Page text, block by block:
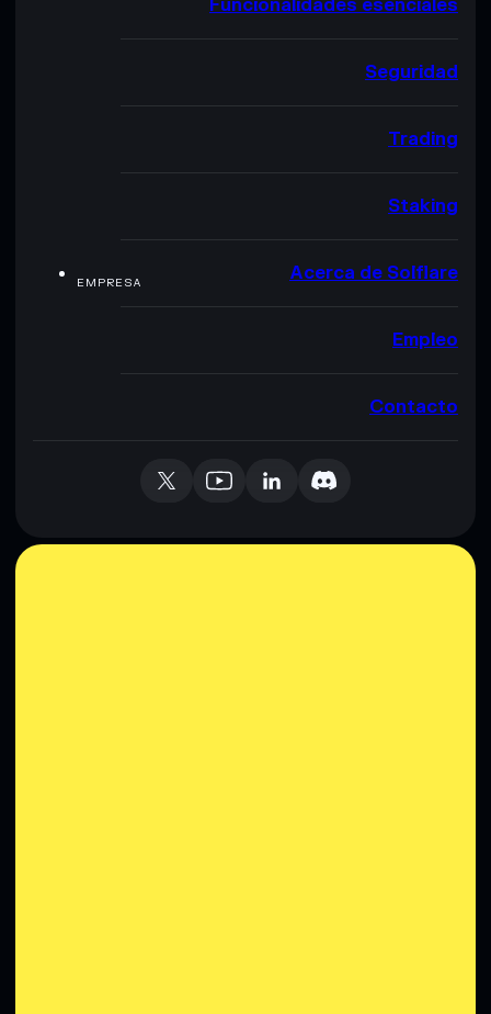
Funcionalidades esenciales
Seguridad
Trading
Staking
EMPRESA Acerca de Solflare
Empleo
Contacto